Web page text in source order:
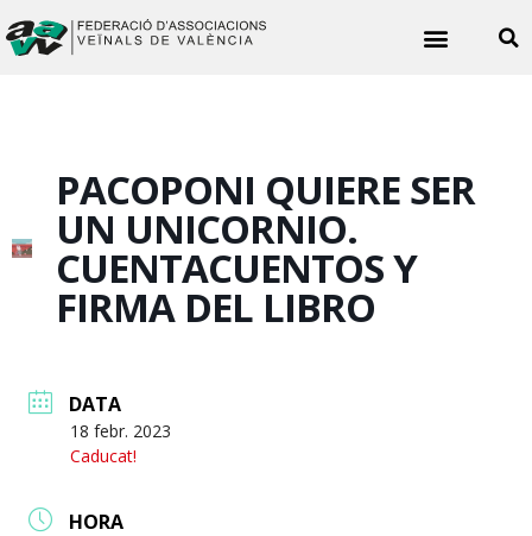
PACOPONI QUIERE SER
UN UNICORNIO.
CUENTACUENTOS Y
FIRMA DEL LIBRO
DATA
18 febr. 2023
Caducat!
HORA